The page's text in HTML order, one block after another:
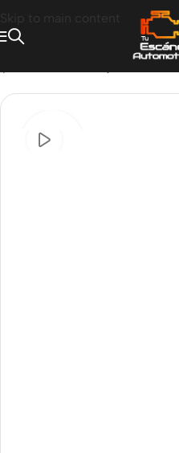
Skip to main content